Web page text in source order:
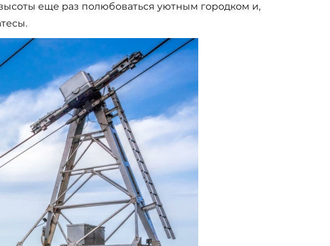
еще раз полюбоваться уютным городком и,